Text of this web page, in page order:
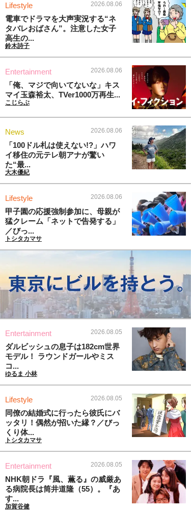
Lifestyle 2026.08.06
電車でドラマを大声実況する“ネ
タバレおばさん”。注意した女子
高生の...
鈴木詩子
Entertainment 2026.08.06
「俺、マジで向いてないな」キス
マイ玉森裕太、TVer1000万再生...
こじらぶ
News 2026.08.06
「100ドル札は使えない!?」ハワ
イ移住の元テレ朝アナが驚い
た“最...
大木優紀
Lifestyle 2026.08.06
甲子園の応援強制参加に、母親が
猛クレーム「ネットで告発する」
／びっ...
トシタカマサ
Entertainment 2026.08.05
ダルビッシュの息子は182cm世界
モデル！ ラウンドガールやミス
コ...
ゆるま 小林
Lifestyle 2026.08.05
同僚の結婚式に行ったら彼氏にバ
ッタリ！偶然が招いた縁？／びっ
くり体...
トシタカマサ
Entertainment 2026.08.05
NHK朝ドラ『風、薫る』の威厳あ
る病院長は筒井道隆（55）。『あ
す...
加賀谷健